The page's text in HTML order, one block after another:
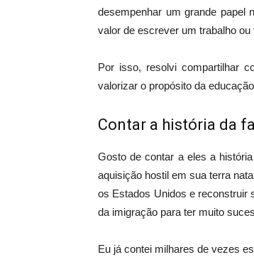
desempenhar um grande papel
valor de escrever um trabalho
Por isso, resolvi compartilhar
valorizar o propósito da
Contar a história da
Gosto de contar a eles a
aquisição hostil em sua terra
os Estados Unidos e reconstruir
da imigração para ter muito
Eu já contei milhares de vezes